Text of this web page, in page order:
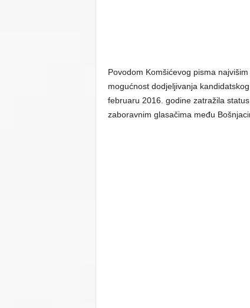
Povodom Komšićevog pisma
mogućnost dodjeljivanja
februaru 2016. godine zatražila
zaboravnim glasačima među